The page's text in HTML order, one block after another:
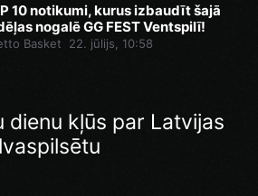
10 notikumi, kurus izbaudīt šajā
nogalē GG FEST Ventspilī!
Basket 22. jūlijs, 10:58
dienu kļūs par Latvijas